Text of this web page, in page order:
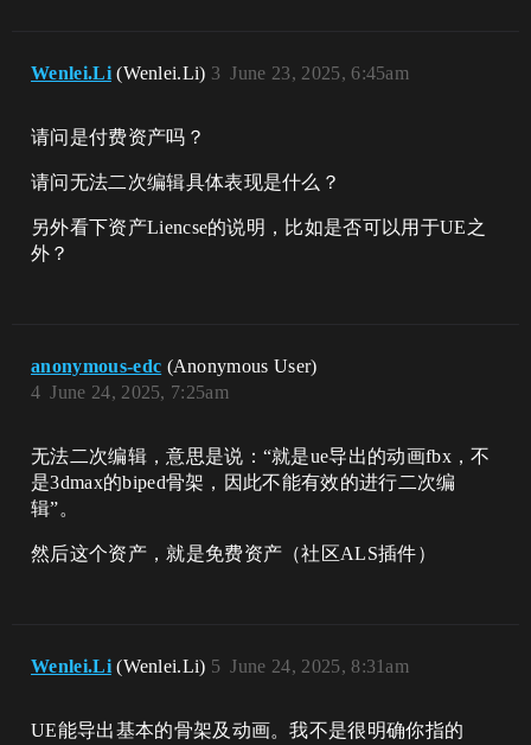
Wenlei.Li (Wenlei.Li) June 23, 2025, 6:45am
3
请问是付费资产吗？
请问无法二次编辑具体表现是什么？
另外看下资产Liencse的说明，比如是否可以用于UE之
外？
anonymous-edc (Anonymous User)
June 24, 2025, 7:25am
4
无法二次编辑，意思是说：“就是ue导出的动画fbx，不
是3dmax的biped骨架，因此不能有效的进行二次编
辑”。
然后这个资产，就是免费资产（社区ALS插件）
Wenlei.Li (Wenlei.Li) June 24, 2025, 8:31am
5
UE能导出基本的骨架及动画。我不是很明确你指的